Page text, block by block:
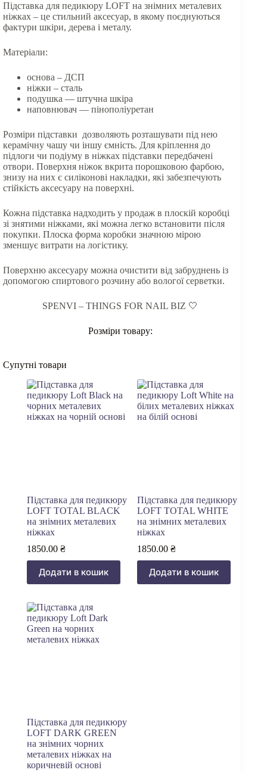
Підставка для педикюру LOFT на знімних металевих
ніжках – це стильний аксесуар, в якому поєднуються
фактури шкіри, дерева і металу.
Матеріали:
основа – ДСП
ніжки – сталь
подушка — штучна шкіра
наповнювач — пінополіуретан
Розміри підставки дозволяють розташувати під нею
керамічну чашу чи іншу ємність. Для кріплення до
підлоги чи подіуму в ніжках підставки передбачені
отвори. Поверхня ніжок вкрита порошковою фарбою,
знизу на них є силіконові накладки, які забезпечують
стійкість аксесуару на поверхні.
Кожна підставка надходить у продаж в плоскій коробці
зі знятими ніжками, які можна легко встановити після
покупки. Плоска форма коробки значною мірою
зменшує витрати на логістику.
Поверхню аксесуару можна очистити від забруднень із
допомогою спиртового розчину або вологої серветки.
SPENVI – THINGS FOR NAIL BIZ 🤍
Розміри товару:
Супутні товари
Підставка для педикюру
LOFT ТOTAL BLACK
на знімних металевих
ніжках
1850.00 ₴
Додати в кошик
Підставка для педикюру
LOFT TOTAL WHITE
на знімних металевих
ніжках
1850.00 ₴
Додати в кошик
Підставка для педикюру
LOFT DARK GREEN
на знімних чорних
металевих ніжках на
коричневій основі